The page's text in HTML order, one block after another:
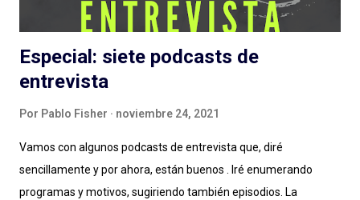
Especial: siete podcasts de
entrevista
Por Pablo Fisher noviembre 24, 2021
Vamos con algunos podcasts de entrevista que, diré
sencillamente y por ahora, están buenos . Iré enumerando
programas y motivos, sugiriendo también episodios. La